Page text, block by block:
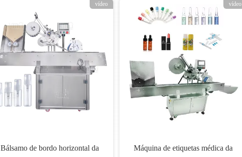
vídeo
Bálsamo de bordo horizontal da
vídeo
Máquina de etiquetas médica da